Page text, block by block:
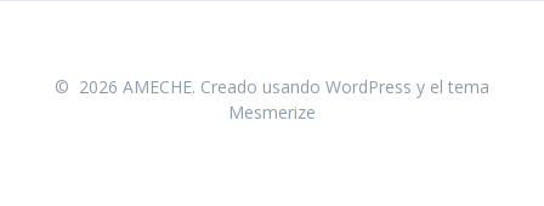
© 2026 AMECHE. Creado usando WordPress y el tema
Mesmerize